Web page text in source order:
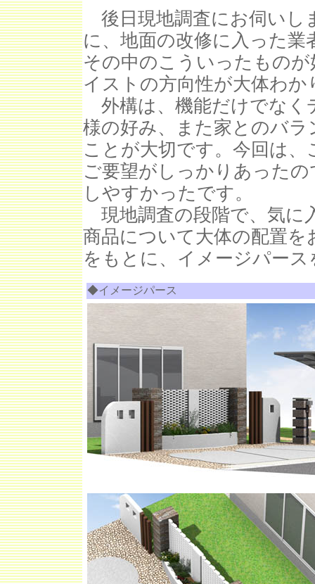
後日現地調査にお伺いし
に、地面の改修に入った
その中のこういったもの
イストの方向性が大体わか
外構は、機能だけでなく
様の好み、また家とのバ
ことが大切です。今回は
ご要望がしっかりあった
しやすかったです。
現地調査の段階で、気に
商品について大体の配置
をもとに、イメージパー
◆イメージパース